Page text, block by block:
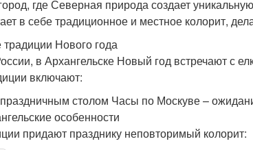
где Северная природа создает
в себе традиционное и местное колорит,
Нового года
в Архангельске Новый год встречают с
включают:
столом Часы по Москуве –
особенности
придают празднику неповторимый колорит: